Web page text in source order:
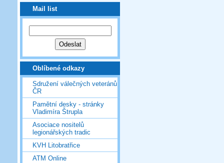
Mail list
Oblíbené odkazy
Sdružení válečných veteránů
ČR
Pamětní desky - stránky
Vladimíra Štrupla
Asociace nositelů
legionářských tradic
KVH Litobratřice
ATM Online